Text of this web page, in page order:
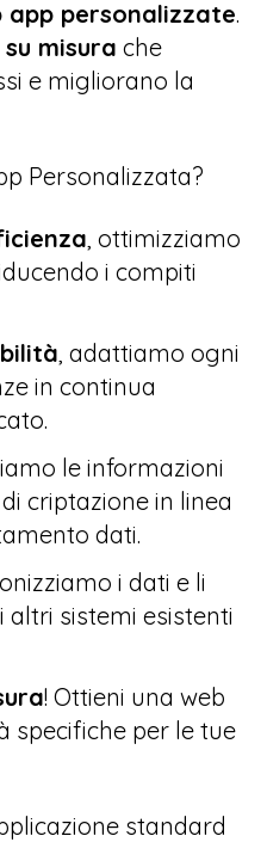
app personalizzate.
misura che
e migliorano la
Personalizzata?
, ottimizziamo
i compiti
, adattiamo ogni
in continua
le informazioni
criptazione in linea
dati.
i dati e li
sistemi esistenti
! Ottieni una web
specifiche per le tue
standard